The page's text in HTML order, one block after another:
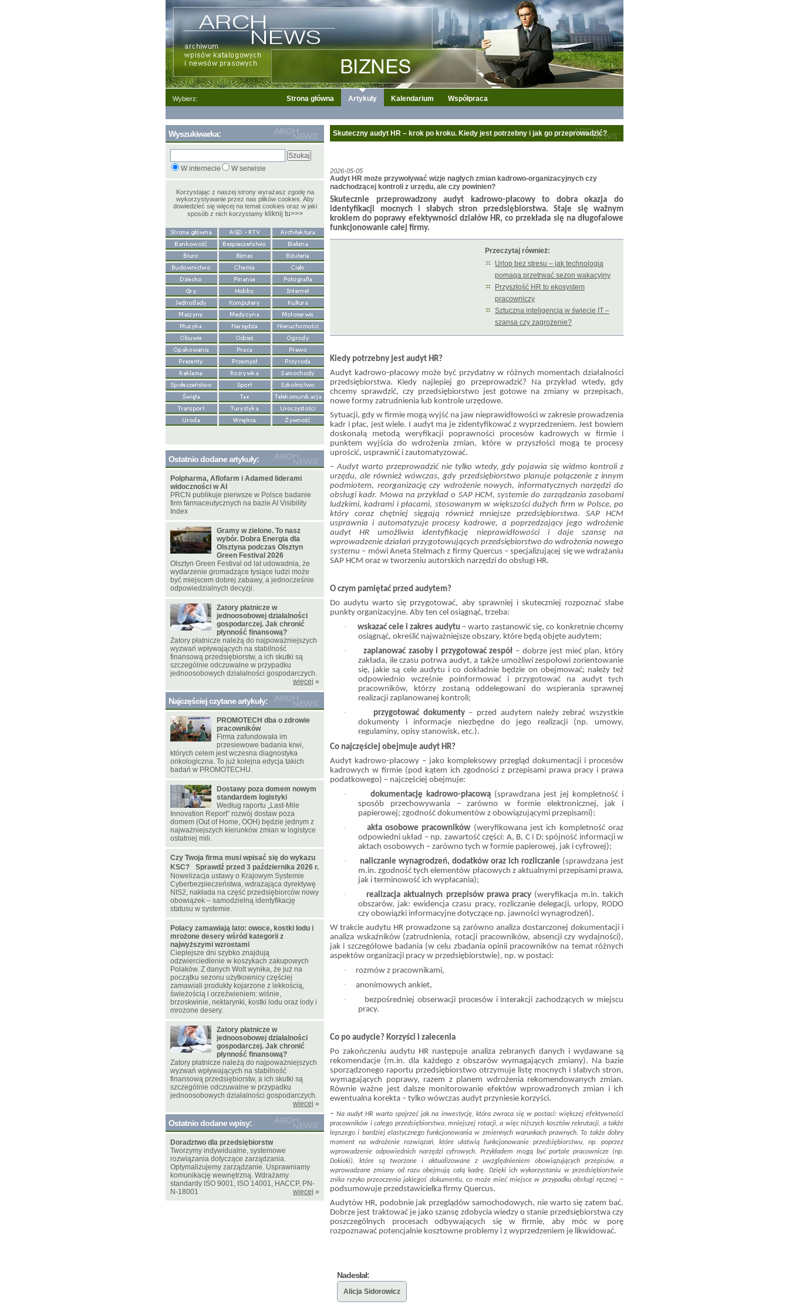
Wybierz: Strona główna Artykuły Kalendarium Współpraca
Skuteczny audyt HR – krok po kroku. Kiedy jest potrzebny i jak go przeprowadzić?
2026-05-05
Audyt HR może przywoływać wizje nagłych zmian kadrowo-organizacyjnych czy
nadchodzącej kontroli z urzędu, ale czy powinien?
Skutecznie przeprowadzony audyt kadrowo-płacowy to dobra okazja do
identyfikacji mocnych i słabych stron przedsiębiorstwa. Staje się ważnym
krokiem do poprawy efektywności działów HR, co przekłada się na długofalowe
funkcjonowanie całej firmy.
Przeczytaj również:
Urlop bez stresu – jak technologia
pomaga przetrwać sezon wakacyjny
Przyszłość HR to ekosystem
pracowniczy
Sztuczna inteligencja w świecie IT –
szansa czy zagrożenie?
Kiedy potrzebny jest audyt HR?
Audyt kadrowo-płacowy może być przydatny w różnych momentach działalności
przedsiębiorstwa. Kiedy najlepiej go przeprowadzić? Na przykład wtedy, gdy
chcemy sprawdzić, czy przedsiębiorstwo jest gotowe na zmiany w przepisach,
nowe formy zatrudnienia lub kontrole urzędowe.
Sytuacji, gdy w firmie mogą wyjść na jaw nieprawidłowości w zakresie prowadzenia
kadr i płac, jest wiele. I audyt ma je zidentyfikować z wyprzedzeniem. Jest bowiem
doskonałą metodą weryfikacji poprawności procesów kadrowych w firmie i
punktem wyjścia do wdrożenia zmian, które w przyszłości mogą te procesy
uprościć, usprawnić i zautomatyzować.
– Audyt warto przeprowadzić nie tylko wtedy, gdy pojawia się widmo kontroli z
urzędu, ale również wówczas, gdy przedsiębiorstwo planuje połączenie z innym
podmiotem, reorganizację czy wdrożenie nowych, informatycznych narzędzi do
obsługi kadr. Mowa na przykład o SAP HCM, systemie do zarządzania zasobami
ludzkimi, kadrami i płacami, stosowanym w większości dużych firm w Polsce, po
który coraz chętniej sięgają również mniejsze przedsiębiorstwa. SAP HCM
usprawnia i automatyzuje procesy kadrowe, a poprzedzający jego wdrożenie
audyt HR umożliwia identyfikację nieprawidłowości i daje szansę na
wprowadzenie działań przygotowujących przedsiębiorstwo do wdrożenia nowego
systemu – mówi Aneta Stelmach z firmy Quercus – specjalizującej się we wdrażaniu
SAP HCM oraz w tworzeniu autorskich narzędzi do obsługi HR.
O czym pamiętać przed audytem?
Do audytu warto się przygotować, aby sprawniej i skuteczniej rozpoznać słabe
punkty organizacyjne. Aby ten cel osiągnąć, trzeba:
· wskazać cele i zakres audytu– warto zastanowić się, co konkretnie chcemy
osiągnąć, określić najważniejsze obszary, które będą objęte audytem;
· zaplanować zasoby i przygotować zespół – dobrze jest mieć plan, który
zakłada, ile czasu potrwa audyt, a także umożliwi zespołowi zorientowanie
się, jakie są cele audytu i co dokładnie będzie on obejmować; należy też
odpowiednio wcześnie poinformować i przygotować na audyt tych
pracowników, którzy zostaną oddelegowani do wspierania sprawnej
realizacji zaplanowanej kontroli;
· przygotować dokumenty– przed audytem należy zebrać wszystkie
dokumenty i informacje niezbędne do jego realizacji (np. umowy,
regulaminy, opisy stanowisk, etc.).
Co najczęściej obejmuje audyt HR?
Audyt kadrowo-płacowy – jako kompleksowy przegląd dokumentacji i procesów
kadrowych w firmie (pod kątem ich zgodności z przepisami prawa pracy i prawa
podatkowego) – najczęściej obejmuje:
· dokumentację kadrowo-płacową (sprawdzana jest jej kompletność i
sposób przechowywania – zarówno w formie elektronicznej, jak i
papierowej; zgodność dokumentów z obowiązującymi przepisami);
· akta osobowe pracowników (weryfikowana jest ich kompletność oraz
odpowiedni układ – np. zawartość części: A, B, C i D; spójność informacji w
aktach osobowych – zarówno tych w formie papierowej, jak i cyfrowej);
· naliczanie wynagrodzeń, dodatków oraz ich rozliczanie (sprawdzana jest
m.in. zgodność tych elementów płacowych z aktualnymi przepisami prawa,
jak i terminowość ich wypłacania);
· realizacja aktualnych przepisów prawa pracy (weryfikacja m.in. takich
obszarów, jak: ewidencja czasu pracy, rozliczanie delegacji, urlopy, RODO
czy obowiązki informacyjne dotyczące np. jawności wynagrodzeń).
W trakcie audytu HR prowadzone są zarówno analiza dostarczonej dokumentacji i
analiza wskaźników (zatrudnienia, rotacji pracowników, absencji czy wydajności),
jak i szczegółowe badania (w celu zbadania opinii pracowników na temat różnych
aspektów organizacji pracy w przedsiębiorstwie), np. w postaci:
· rozmów z pracownikami,
· anonimowych ankiet,
·
bezpośredniej obserwacji procesów i interakcji zachodzących w miejscu
pracy.
Co po audycie? Korzyści i zalecenia
Po zakończeniu audytu HR następuje analiza zebranych danych i wydawane są
rekomendacje (m.in. dla każdego z obszarów wymagających zmiany). Na bazie
sporządzonego raportu przedsiębiorstwo otrzymuje listę mocnych i słabych stron,
wymagających poprawy, razem z planem wdrożenia rekomendowanych zmian.
Równie ważne jest dalsze monitorowanie efektów wprowadzonych zmian i ich
ewentualna korekta – tylko wówczas audyt przyniesie korzyści.
–Na audyt HR warto spojrzeć jak na inwestycję, która zwraca się w postaci: większej efektywności
pracowników i całego przedsiębiorstwa, mniejszej rotacji, a więc niższych kosztów rekrutacji, a także
lepszego i bardziej elastycznego funkcjonowania w zmiennych warunkach prawnych. To także dobry
moment na wdrożenie rozwiązań, które ułatwią funkcjonowanie przedsiębiorstwu, np. poprzez
wprowadzenie odpowiednich narzędzi cyfrowych. Przykładem mogą być portale pracownicze (np.
Dokioki), które są tworzone i aktualizowane z uwzględnieniem obowiązujących przepisów, a
wprowadzane zmiany od razu obejmują całą kadrę. Dzięki ich wykorzystaniu w przedsiębiorstwie
znika ryzyko przeoczenia jakiegoś dokumentu, co może mieć miejsce w przypadku obsługi ręcznej–
podsumowuje przedstawicielka firmy Quercus.
Audytów HR, podobnie jak przeglądów samochodowych, nie warto się zatem bać.
Dobrze jest traktować je jako szansę zdobycia wiedzy o stanie przedsiębiorstwa czy
poszczególnych procesach odbywających się w firmie, aby móc w porę
rozpoznawać potencjalnie kosztowne problemy i z wyprzedzeniem je likwidować.
Nadesłał:
Alicja Sidorowicz
Wyszukiwarka:
W internecie W serwisie
Korzystając z naszej strony wyrażasz zgodę na
wykorzystywanie przez nas plików cookies. Aby
dowiedzieć się więcej na temat cookies oraz w jaki
sposób z nich korzystamy kliknij tu>>>
Ostatnio dodane artykuły:
Polpharma, Aflofarm i Adamed liderami
widoczności w AI
PRCN publikuje pierwsze w Polsce badanie
firm farmaceutycznych na bazie AI Visibility
Index
Gramy w zielone. To nasz
wybór. Dobra Energia dla
Olsztyna podczas Olsztyn
Green Festival 2026
Olsztyn Green Festival od lat udowadnia, że
wydarzenie gromadzące tysiące ludzi może
być miejscem dobrej zabawy, a jednocześnie
odpowiedzialnych decyzji.
Zatory płatnicze w
jednoosobowej działalności
gospodarczej. Jak chronić
płynność finansową?
Zatory płatnicze należą do najpoważniejszych
wyzwań wpływających na stabilność
finansową przedsiębiorstw, a ich skutki są
szczególnie odczuwalne w przypadku
jednoosobowych działalności gospodarczych.
więcej »
Najczęściej czytane artykuły:
PROMOTECH dba o zdrowie
pracowników
Firma zafundowała im
przesiewowe badania krwi,
których celem jest wczesna diagnostyka
onkologiczna. To już kolejna edycja takich
badań w PROMOTECHU.
Dostawy poza domem nowym
standardem logistyki
Według raportu „Last-Mile
Innovation Report” rozwój dostaw poza
domem (Out of Home, OOH) będzie jednym z
najważniejszych kierunków zmian w logistyce
ostatniej mili.
Czy Twoja firma musi wpisać się do wykazu
KSC? Sprawdź przed 3 października 2026 r.
Nowelizacja ustawy o Krajowym Systemie
Cyberbezpieczeństwa, wdrażająca dyrektywę
NIS2, nakłada na część przedsiębiorców nowy
obowiązek – samodzielną identyfikację
statusu w systemie.
Polacy zamawiają lato: owoce, kostki lodu i
mrożone desery wśród kategorii z
najwyższymi wzrostami
Cieplejsze dni szybko znajdują
odzwierciedlenie w koszykach zakupowych
Polaków. Z danych Wolt wynika, że już na
początku sezonu użytkownicy częściej
zamawiali produkty kojarzone z lekkością,
świeżością i orzeźwieniem: wiśnie,
brzoskwinie, nektarynki, kostki lodu oraz lody i
mrożone desery.
Zatory płatnicze w
jednoosobowej działalności
gospodarczej. Jak chronić
płynność finansową?
Zatory płatnicze należą do najpoważniejszych
wyzwań wpływających na stabilność
finansową przedsiębiorstw, a ich skutki są
szczególnie odczuwalne w przypadku
jednoosobowych działalności gospodarczych.
więcej »
Ostatnio dodane wpisy:
Doradztwo dla przedsiębiorstw
Tworzymy indywidualne, systemowe
rozwiązania dotyczące zarządzania.
Optymalizujemy zarządzanie. Usprawniamy
komunikację wewnętrzną. Wdrażamy
standardy ISO 9001, ISO 14001, HACCP, PN-
N-18001
więcej »